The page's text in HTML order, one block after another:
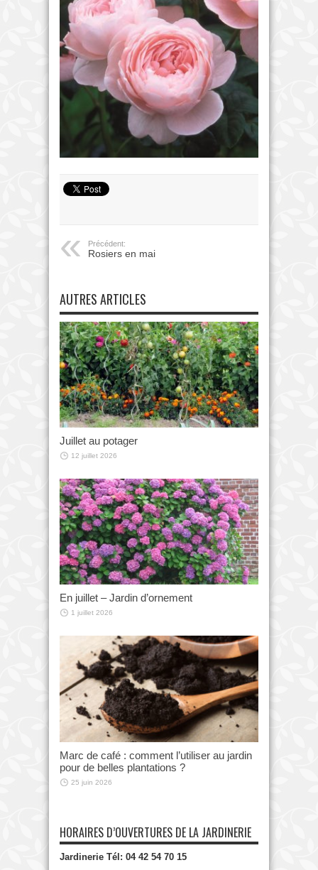
Précédent:
Rosiers en mai
AUTRES ARTICLES
Juillet au potager
12 juillet 2026
En juillet – Jardin d’ornement
1 juillet 2026
Marc de café : comment l’utiliser au jardin
pour de belles plantations ?
25 juin 2026
HORAIRES D’OUVERTURES DE LA JARDINERIE
Jardinerie Tél: 04 42 54 70 15